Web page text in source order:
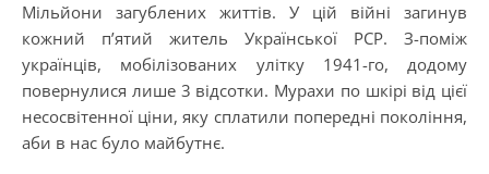
Мільйони загублених життів. У цій війні загинув
кожний п’ятий житель Української РСР. З-поміж
українців, мобілізованих улітку 1941-го, додому
повернулися лише 3 відсотки. Мурахи по шкірі від цієї
несосвітенної ціни, яку сплатили попередні покоління,
аби в нас було майбутнє.